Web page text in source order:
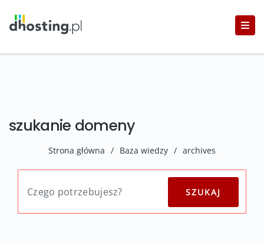
szukanie domeny
Strona główna / Baza wiedzy / archives